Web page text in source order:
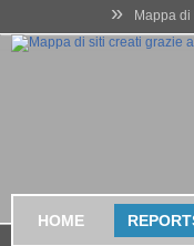
» Mappa
HOME